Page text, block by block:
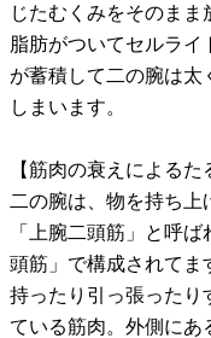
じたむくみをそのま
脂肪がついてセルライ
が蓄積して二の腕は太
しまいます。
【筋肉の衰えによるた
二の腕は、物を持ち上
「上腕二頭筋」と呼
頭筋」で構成されてま
持ったり引っ張ったり
ている筋肉。外側にあ